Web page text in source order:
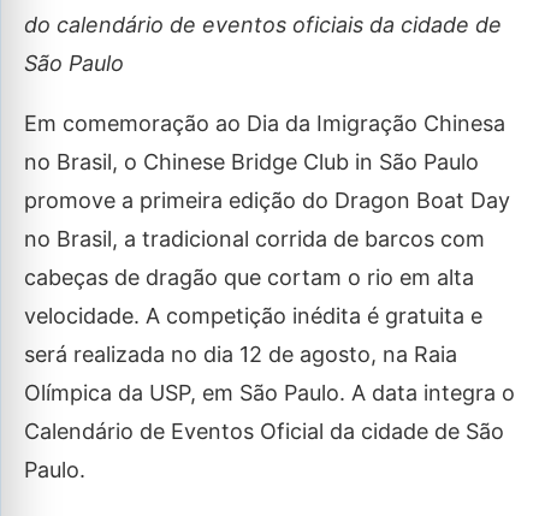
do calendário de eventos oficiais da cidade de
São Paulo
Em comemoração ao Dia da Imigração Chinesa
no Brasil, o Chinese Bridge Club in São Paulo
promove a primeira edição do Dragon Boat Day
no Brasil, a tradicional corrida de barcos com
cabeças de dragão que cortam o rio em alta
velocidade. A competição inédita é gratuita e
será realizada no dia 12 de agosto, na Raia
Olímpica da USP, em São Paulo. A data integra o
Calendário de Eventos Oficial da cidade de São
Paulo.